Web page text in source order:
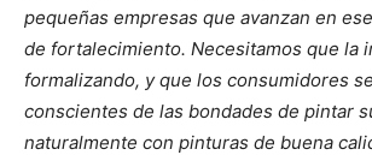
pequeñas empresas que avanzan en
de fortalecimiento. Necesitamos que la
formalizando, y que los consumidores
conscientes de las bondades de pintar
naturalmente con pinturas de buena